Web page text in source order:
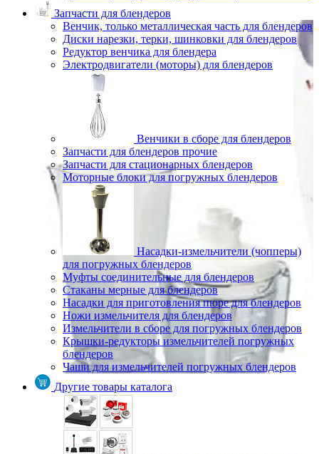
Запчасти для блендеров
Венчик, только металлическая часть для блендеров
Диски нарезки, терки, шинковки для блендеров
Редуктор венчика для блендера
Электродвигатели (моторы) для блендеров
Венчики в сборе для блендеров
Запчасти для блендеров прочие
Запчасти для стационарных блендеров
Моторные блоки для погружных блендеров
Насадки-измельчители (чопперы)
для погружных блендеров
Муфты соединительные для блендеров
Стаканы мерные для блендеров
Насадки для приготовления пюре для блендеров
Ножи измельчителя для блендеров
Измельчители в сборе для погружных блендеров
Крышки-редукторы измельчителей погружных
блендеров
Чаши для измельчителей погружных блендеров
Другие товары каталога